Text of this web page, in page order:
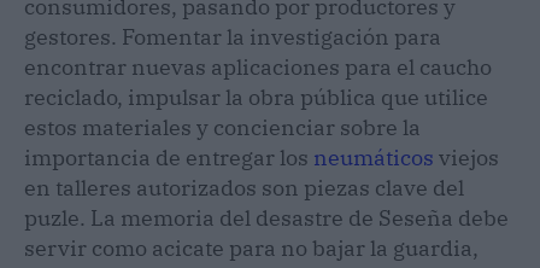
consumidores, pasando por productores y
gestores. Fomentar la investigación para
encontrar nuevas aplicaciones para el caucho
reciclado, impulsar la obra pública que utilice
estos materiales y concienciar sobre la
importancia de entregar los neumáticos viejos
en talleres autorizados son piezas clave del
puzle. La memoria del desastre de Seseña debe
servir como acicate para no bajar la guardia,